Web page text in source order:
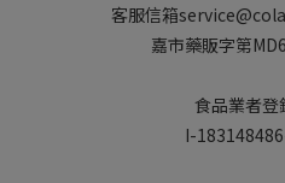
客服信箱
嘉市藥販字第
食品業者登
I-